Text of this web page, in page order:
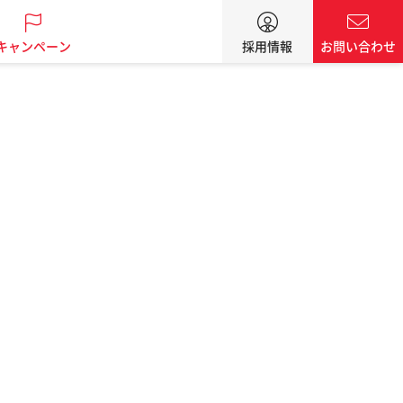
ャンペーン 採用情報 お問い合わせ